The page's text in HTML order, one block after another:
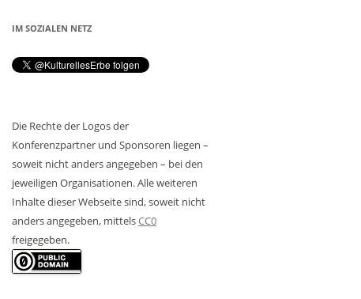
IM SOZIALEN NETZ
Die Rechte der Logos der
Konferenzpartner und Sponsoren liegen –
soweit nicht anders angegeben – bei den
jeweiligen Organisationen. Alle weiteren
Inhalte dieser Webseite sind, soweit nicht
anders angegeben, mittelsCC0
freigegeben.